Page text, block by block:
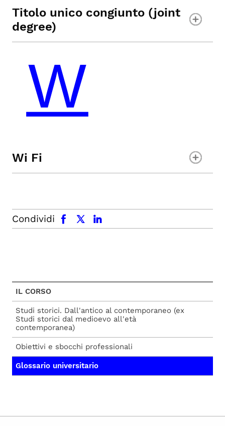
Titolo unico congiunto (joint
degree)
Wi Fi
Condividi
facebook x.com linkedin
IL CORSO
Studi storici. Dall'antico al contemporaneo (ex
Studi storici dal medioevo all'età
contemporanea)
Obiettivi e sbocchi professionali
Glossario universitario